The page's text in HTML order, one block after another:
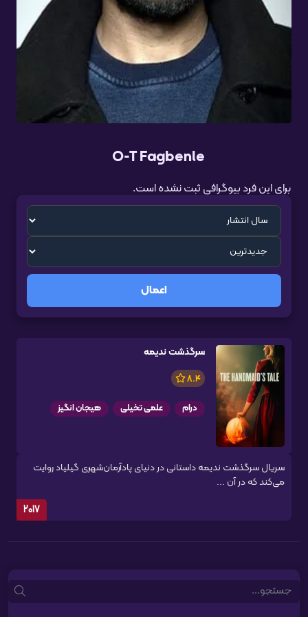
O-T Fagbenle
برای این فرد بیوگرافی ثبت نشده است.
اعمال
سرگذشت ندیمه
8.4
درام علمی تخیلی هیجان انگیز
سریال سرگذشت ندیمه داستانی در دنیای پادآرمان‌شهری گیلیاد روایت
می‌کند که در آن ...
2017
Search